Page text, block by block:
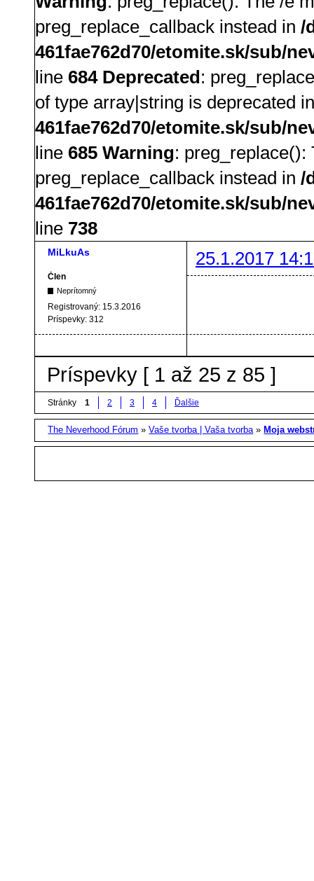
preg_replace_callback instead in /
461fae762d70/etomite.sk/sub/
line 684 Deprecated:
of type array|string is deprecated
461fae762d70/etomite.sk/sub/
line 685 Warning: preg_replace():
preg_replace_callback instead in /
461fae762d70/etomite.sk/sub/
line 738
MiLkuAs 25.1.2017
Člen
Neprítomný
Registrovaný: 15.3.2016
Príspevky: 312
Príspevky [ 1 až 25 z 85 ]
Stránky 1 2 3 4 Ďalšie
The Neverhood Fórum »Vaše tvorba | Vaša tvorba » Moja